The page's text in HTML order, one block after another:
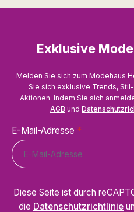
Exklusive
Melden Sie sich zum Modehaus
Sie sich exklusive Trends,
Aktionen. Indem Sie sich
AGB und
E-Mail-Adresse *
Diese Seite ist durch
die Datenschutzrichtlinie